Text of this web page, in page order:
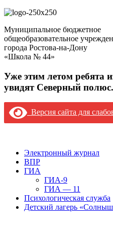
Муниципальное бюджетное
общеобразовательное
города Ростова-на-Дону
«Школа № 44»
Уже этим летом ребята
увидят Северный полюс.
Версия сайта для
Электронный журнал
ВПР
ГИА
ГИА-9
ГИА — 11
Психологическая служба
Детский лагерь